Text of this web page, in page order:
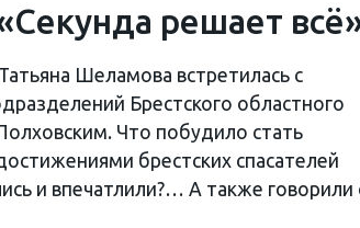
решает
Шеламова встретилась с
Брестского областного
Что побудило стать
брестских спасателей
и впечатлили?… А также говорили